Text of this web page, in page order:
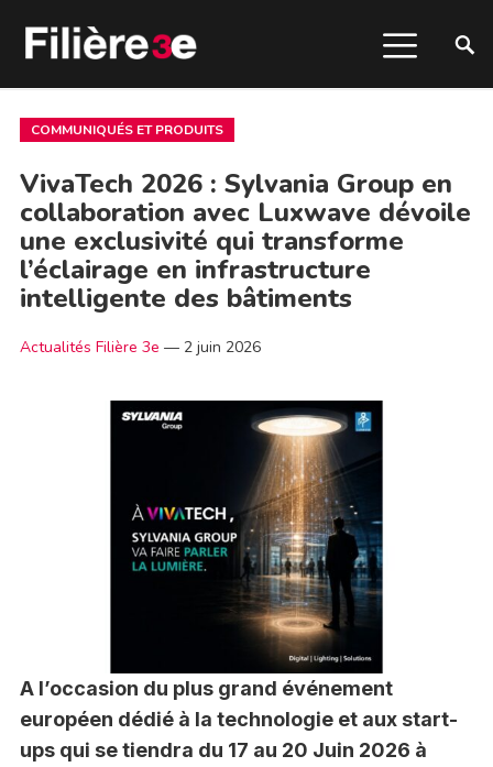
COMMUNIQUÉS ET PRODUITS
VivaTech 2026 : Sylvania Group en
collaboration avec Luxwave dévoile
une exclusivité qui transforme
l’éclairage en infrastructure
intelligente des bâtiments
Actualités Filière 3e — 2 juin 2026
A l’occasion du plus grand événement
européen dédié à la technologie et aux start-
ups qui se tiendra du 17 au 20 Juin 2026 à